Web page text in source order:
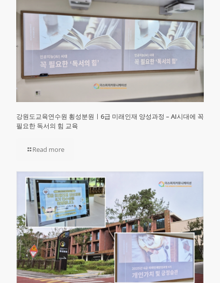
강원도교육연수원 횡성분원ㅣ6급 미래인재 양성과정 – AI시대에 꼭
필요한 독서의 힘 교육
Read more